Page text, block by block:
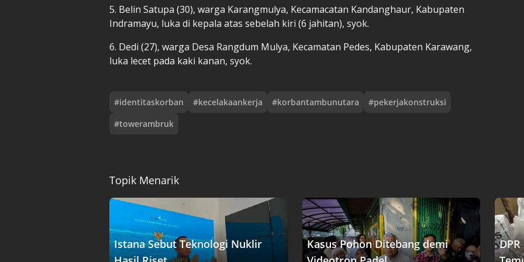
5. Belin Satupa (30), warga Karangmulya, Kecamacatan Kandanghaur, Kabupaten
Indramayu, luka di kepala atas sebelah kiri (6 jahitan), syok.
6. Dedi (27), warga Desa Rangdum Mulya, Kecamatan Pedes, Kabupaten Karawang,
luka lecet pada kaki kanan, syok.
#identitaskorban #kecelakaankerja #korbantambunutara #pekerjakonstruksi
#towerambruk
Topik Menarik
Istana Sebut Teknologi Nuklir
Kasus Pohon Ditebang demi